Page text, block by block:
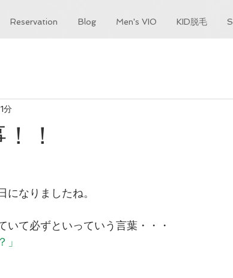
Reservation Blog Men's VIO KID脱毛
！
分
なりましたね。
て必ずといっていう言葉・・・
」